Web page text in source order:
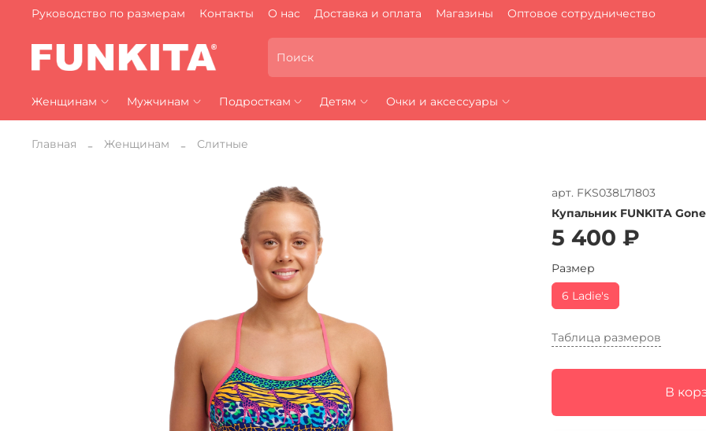
Руководство по размерам Контакты О нас Доставка и оплата Магазины Оптовое сотрудничество
Женщинам Мужчинам Подросткам Детям Очки и аксессуары
Главная Женщинам Слитные
арт. FKS038L71803
Купальник FUNKITA
5 400 ₽
Таблица размеров
В
Размер
6 Ladie's